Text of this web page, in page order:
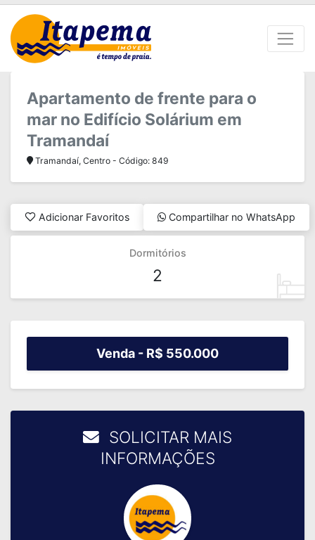
Apartamento de frente para o
mar no Edifício Solárium em
Tramandaí
Tramandaí, Centro - Código: 849
Adicionar Favoritos Compartilhar no WhatsApp
Dormitórios
2
Venda - R$ 550.000
SOLICITAR MAIS
INFORMAÇÕES